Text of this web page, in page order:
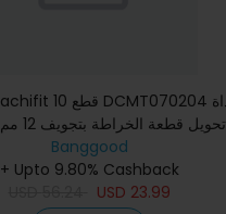
تحويل قطعة الخراطة بتجويف 12 مم 4 قطع
Banggood
+ Upto 9.80% Cashback
USD 23.99